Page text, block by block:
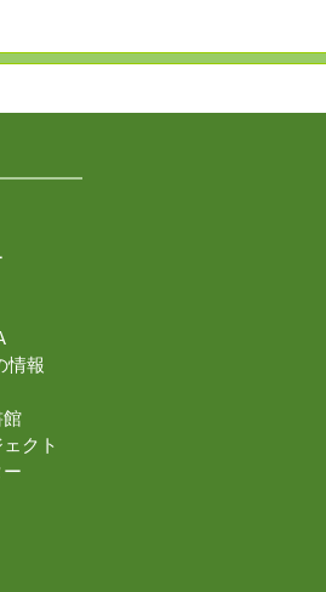
情報
館
クト